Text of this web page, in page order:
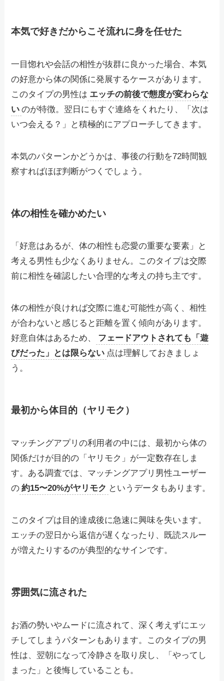
本気で好きだからこそ流れに身を任せた
一目惚れや会話の相性が抜群に良かった場合、本気
の好意から体の関係に発展するケースがあります。
このタイプの男性は エッチの前後で態度が変わらな
い のが特徴。翌日にもすぐ連絡をくれたり、「次は
いつ会える？」と積極的にアプローチしてきます。
本気のパターンかどうかは、事後の行動を72時間観
察すればほぼ判断がつくでしょう。
体の相性を確かめたい
「好意はあるが、体の相性も恋愛の重要な要素」と
考える男性も少なくありません。このタイプは交際
前に相性を確認したい合理的な考えの持ち主です。
体の相性が良ければ交際に進む可能性が高く、相性
が合わないと感じると距離を置く傾向があります。
好意自体はあるため、
フェードアウトされても「遊
びだった」とは限らない 点は理解しておきましょ
う。
最初から体目的（ヤリモク）
マッチングアプリの利用者の中には、最初から体の
関係だけが目的の「ヤリモク」が一定数存在しま
す。ある調査では、マッチングアプリ男性ユーザー
の 約15〜20%がヤリモク というデータもあります。
このタイプは目的達成後に急速に興味を失います。
エッチの翌日から返信が遅くなったり、既読スルー
が増えたりするのが典型的なサインです。
雰囲気に流された
お酒の勢いやムードに流されて、深く考えずにエッ
チしてしまうパターンもあります。このタイプの男
性は、翌朝になって冷静さを取り戻し、「やってし
まった」と後悔していることも。